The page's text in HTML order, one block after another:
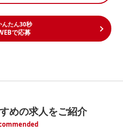
んたん30秒
で応募
めの求人をご紹介